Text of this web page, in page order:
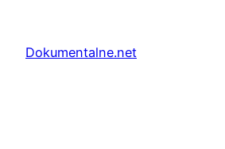
treściDokumentalne.net